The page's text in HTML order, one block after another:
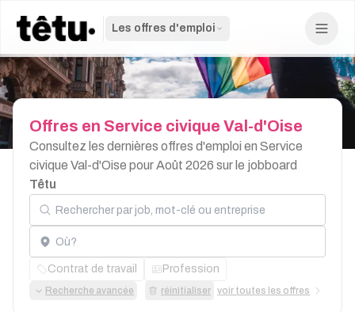
Les offres d'emploi
Offres en Service civique Val-d'Oise
Consultez les dernières offres d'emploi en Service
civique Val-d'Oise pour Août 2026 sur le jobboard
Têtu
Rechercher par job, mot-clé ou entreprise
Localisation
Contrat de travail Profession
Recherche avancée réinitialiser voir toutes les offres